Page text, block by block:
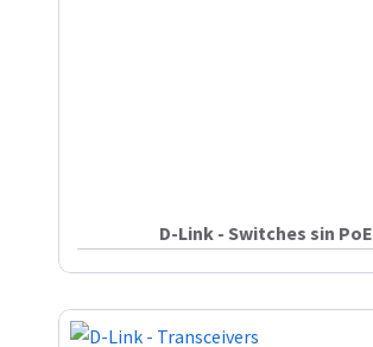
D-Link - Switches sin PoE